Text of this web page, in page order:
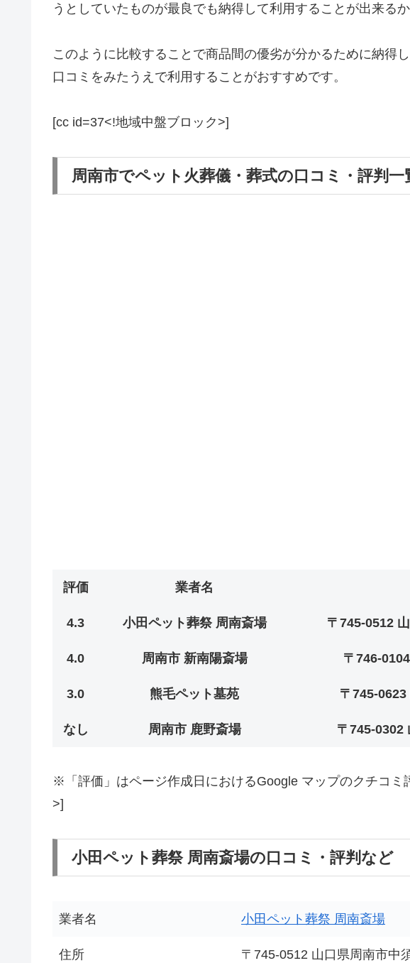
うとしていたものが最良でも納得して利用することが出来るか
このように比較することで商品間の優劣が分かるために納得
口コミをみたうえで利用することがおすすめです。
[cc id=37<!地域中盤ブロック>]
周南市でペット火葬儀・葬式の口コミ・評判一
評価 業者名
4.3 小田ペット葬祭 周南斎場 〒745-0512
4.0 周南市 新南陽斎場 〒746-
3.0 熊毛ペット墓苑 〒745-
なし 周南市 鹿野斎場 〒745-0302
※「評価」はページ作成日におけるGoogle マップのクチコミ
>]
小田ペット葬祭 周南斎場の口コミ・評判など
業者名 小田ペット葬祭 周南斎場
住所 〒745-0512 山口県周南市中